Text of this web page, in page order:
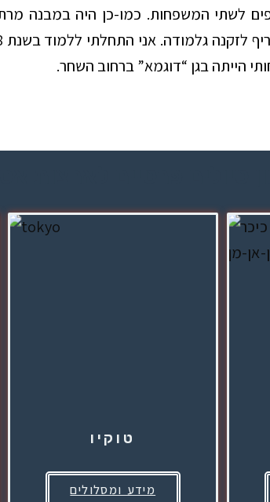
לשתי המשפחות. כמו-כן היה במבנה
הייתה בגן “דוגמא” ברחוב השחר.
טוקיו
מידע ומסלולים